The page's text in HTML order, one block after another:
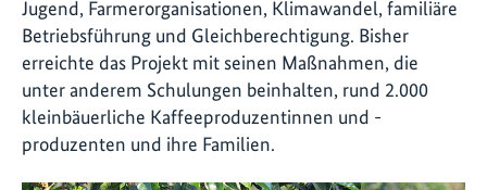
Jugend, Farmerorganisationen, Klimawandel, familiäre
Betriebsführung und Gleichberechtigung. Bisher
erreichte das Projekt mit seinen Maßnahmen, die
unter anderem Schulungen beinhalten, rund 2.000
kleinbäuerliche Kaffeeproduzentinnen und -
produzenten und ihre Familien.